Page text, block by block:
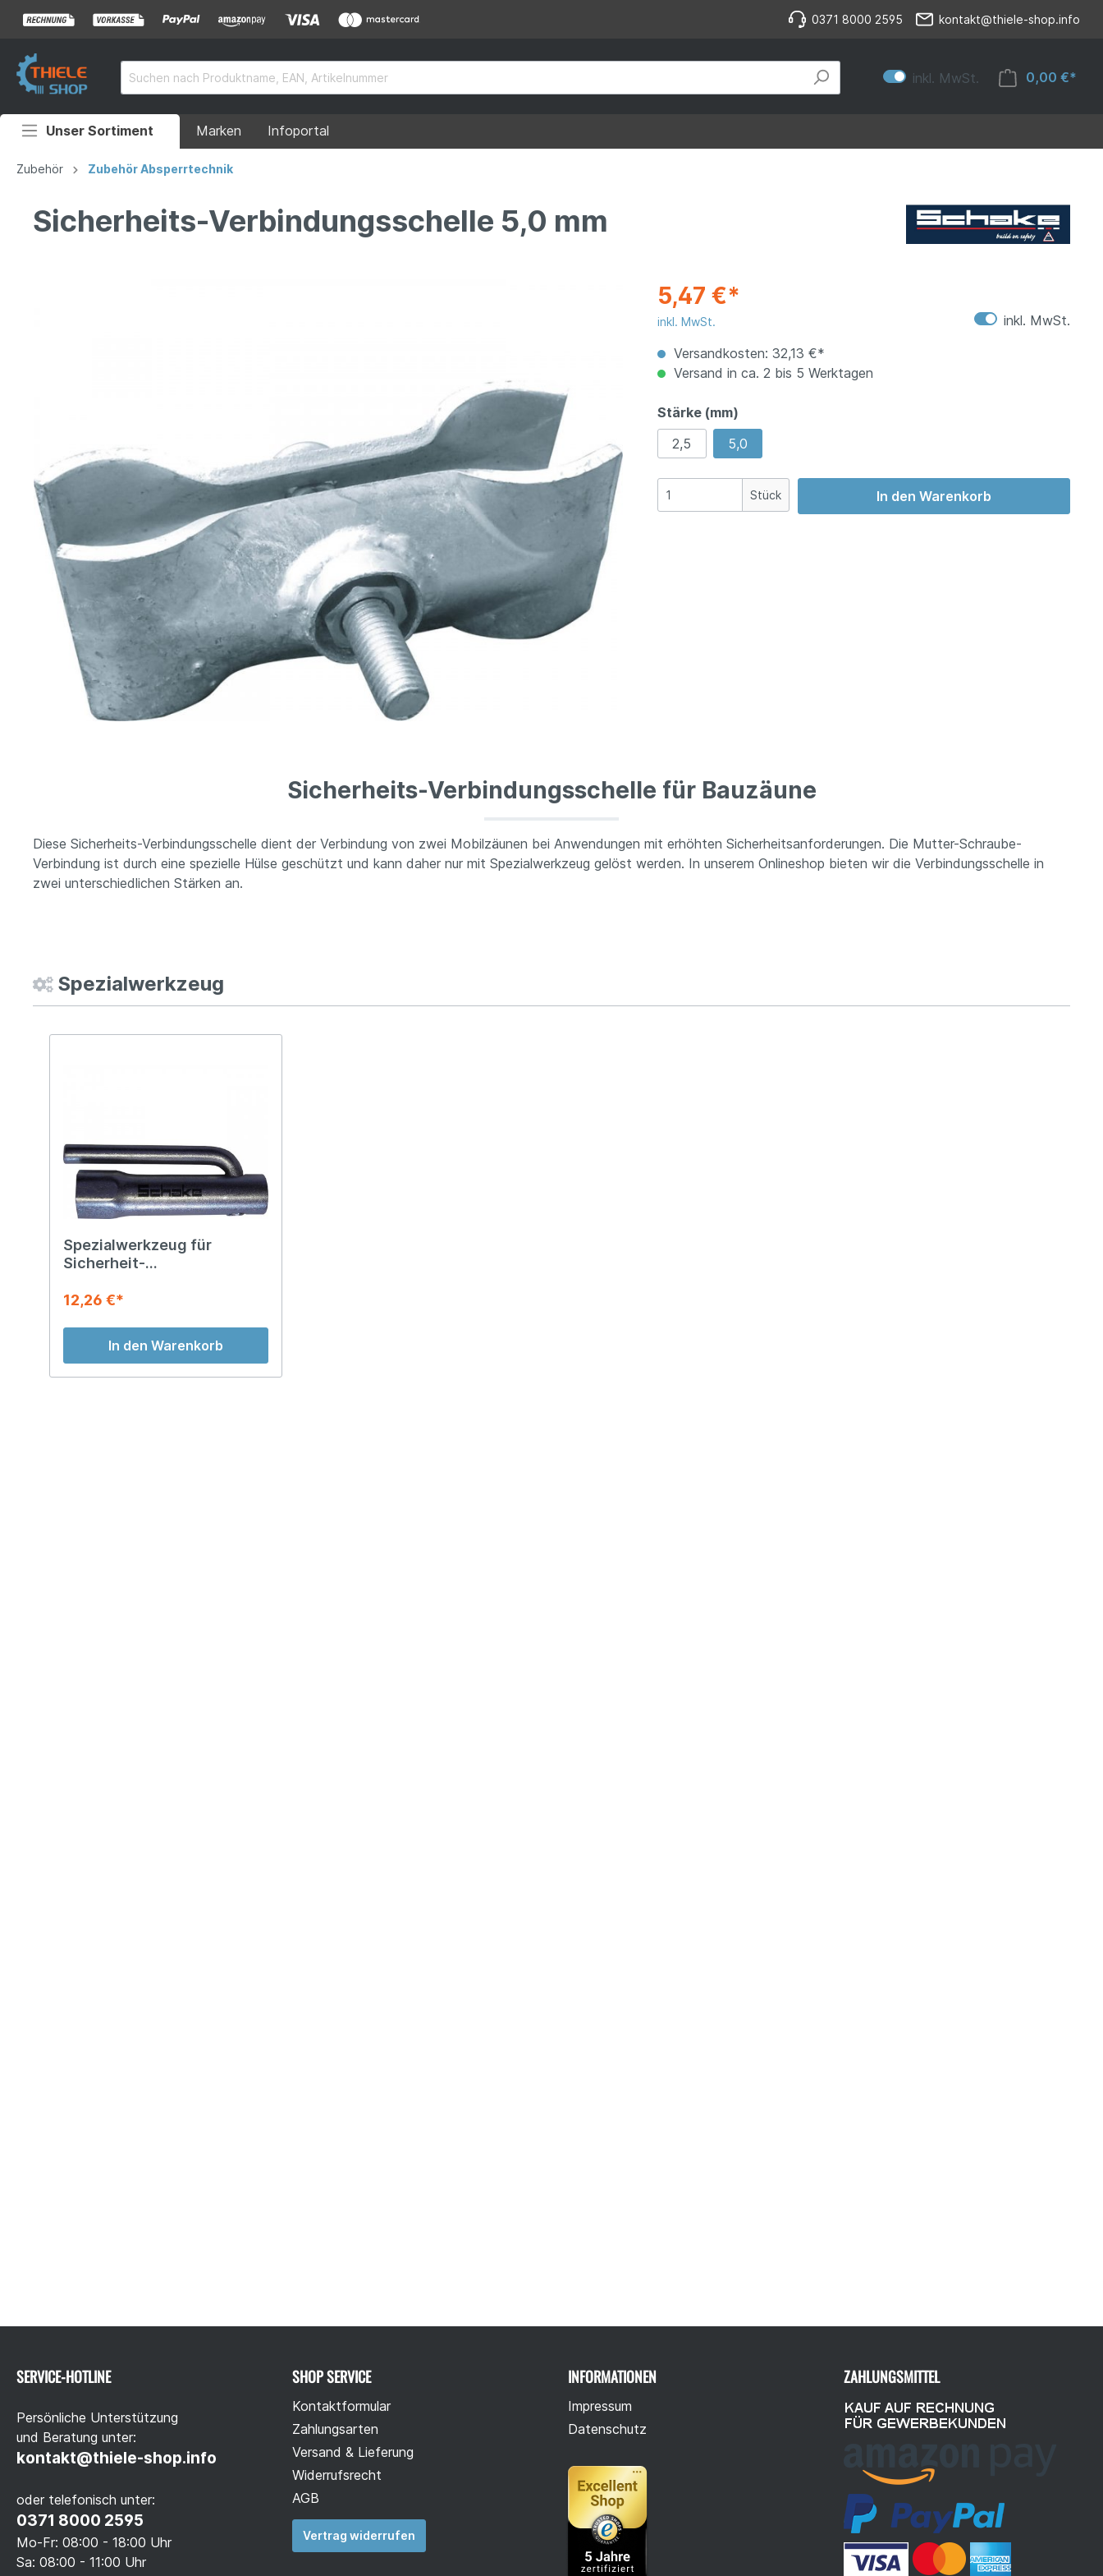
0371 8000 2595 kontakt@thiele-shop.info
inkl. MwSt. 0,00 €*
Unser Sortiment Marken Infoportal
Auffahrrampen
Rollstuhlrampen
Hubgeräte
Zubehör
Zubehör Zubehör Absperrtechnik
Sicherheits-Verbindungsschelle 5,0 mm
5,47 €*
inkl. MwSt.
inkl. MwSt.
Versandkosten: 32,13 €*
Versand in ca. 2 bis 5 Werktagen
Stärke (mm)
2,5
5,0
Stück In den Warenkorb
Sicherheits-Verbindungsschelle für Bauzäune
Diese Sicherheits-Verbindungsschelle dient der Verbindung von zwei Mobilzäunen bei Anwendungen mit erhöhten Sicherheitsanforderungen. Die Mutter-Schraube-
Verbindung ist durch eine spezielle Hülse geschützt und kann daher nur mit Spezialwerkzeug gelöst werden. In unserem Onlineshop bieten wir die Verbindungsschelle in
zwei unterschiedlichen Stärken an.
Spezialwerkzeug
Spezialwerkzeug für
Sicherheit-
12,26 €*
In den Warenkorb
SERVICE-HOTLINE
Persönliche Unterstützung
und Beratung unter:
kontakt@thiele-shop.info
oder telefonisch unter:
0371 8000 2595
Mo-Fr: 08:00 - 18:00 Uhr
Sa: 08:00 - 11:00 Uhr
SHOP SERVICE
Kontaktformular
Zahlungsarten
Versand & Lieferung
Widerrufsrecht
AGB
Vertrag widerrufen
INFORMATIONEN
Impressum
Datenschutz
ZAHLUNGSMITTEL